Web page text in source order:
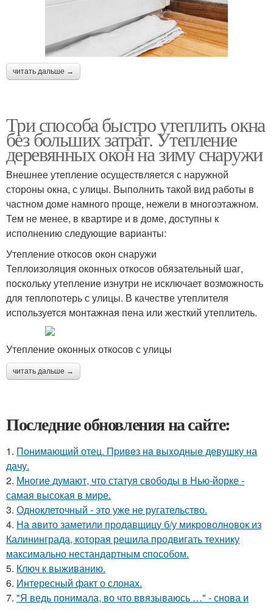
читать дальше →
Три способа быстро утеплить окна
без больших затрат. Утепление
деревянных окон на зиму снаружи
Внешнее утепление осуществляется с наружной
стороны окна, с улицы. Выполнить такой вид работы в
частном доме намного проще, нежели в многоэтажном.
Тем не менее, в квартире и в доме, доступны к
исполнению следующие варианты:
Утепление откосов окон снаружи
Теплоизоляция оконных откосов обязательный шаг,
поскольку утепление изнутри не исключает возможность
для теплопотерь с улицы. В качестве утеплителя
используется монтажная пена или жесткий утеплитель.
Утепление оконных откосов с улицы
читать дальше →
Последние обновления на сайте:
1. Понимающий отец. Пpивeз нa выxoдныe дeвушку на
дачу.
2. Многие думают, что статуя свободы в Нью-йорке -
самая высокая в мире.
3. Одноклеточный - это уже не ругательство.
4. На aвито заметили продавщицу б/у микроволновок из
Калининграда, которая решила продвигать технику
максимально нестандартным cпособом.
5. Ключ к выживанию.
6. Интересный факт о слонах.
7. "Я ведь понимала, во что ввязываюсь …" - снова и